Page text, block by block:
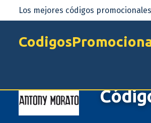
Los mejores códigos